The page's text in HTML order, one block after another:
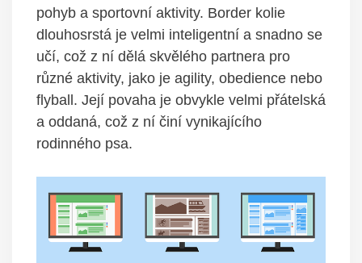
pohyb a sportovní aktivity. Border kolie
dlouhosrstá je velmi inteligentní a snadno se
učí, což z ní dělá skvělého partnera pro
různé aktivity, jako je agility, obedience nebo
flyball. Její povaha je obvykle velmi přátelská
a oddaná, což z ní činí vynikajícího
rodinného psa.